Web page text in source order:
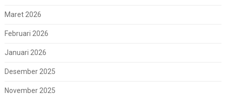
Maret 2026
Februari 2026
Januari 2026
Desember 2025
November 2025